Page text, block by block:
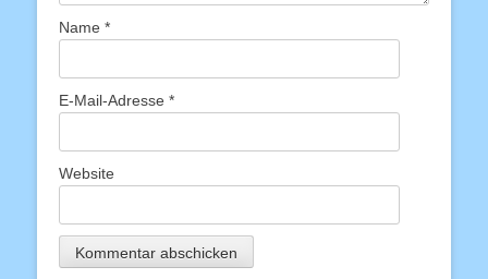
Name *
E-Mail-Adresse *
Website